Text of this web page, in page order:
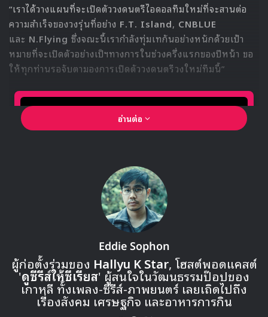
ติดตามชมรายการ Running Man ตอนใหม่พร้อมซับไทยกันได้
ทุกสัปดาห์ที่ Viu
Fle x Cop Running Man